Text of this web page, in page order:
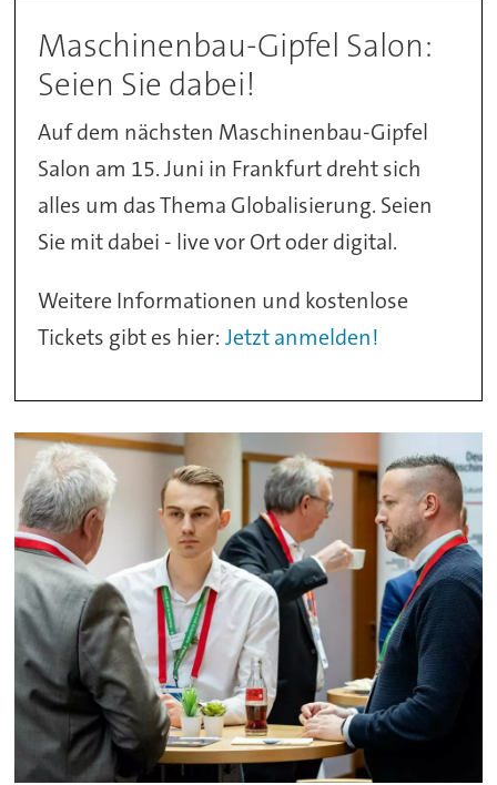
Maschinenbau-Gipfel Salon:
Seien Sie dabei!
Auf dem nächsten Maschinenbau-Gipfel
Salon am 15. Juni in Frankfurt dreht sich
alles um das Thema Globalisierung. Seien
Sie mit dabei - live vor Ort oder digital.
Weitere Informationen und kostenlose
Tickets gibt es hier:Jetzt anmelden!